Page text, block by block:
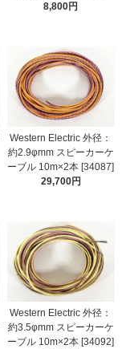
8,800円
Western Electric 外径：
約2.9φmm スピーカーケ
ーブル 10m×2本 [34087]
29,700円
Western Electric 外径：
約3.5φmm スピーカーケ
ーブル 10m×2本 [34092]